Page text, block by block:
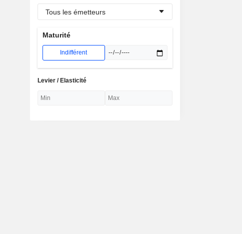
Tous les émetteurs
Maturité
Indifférent
Levier / Elasticité